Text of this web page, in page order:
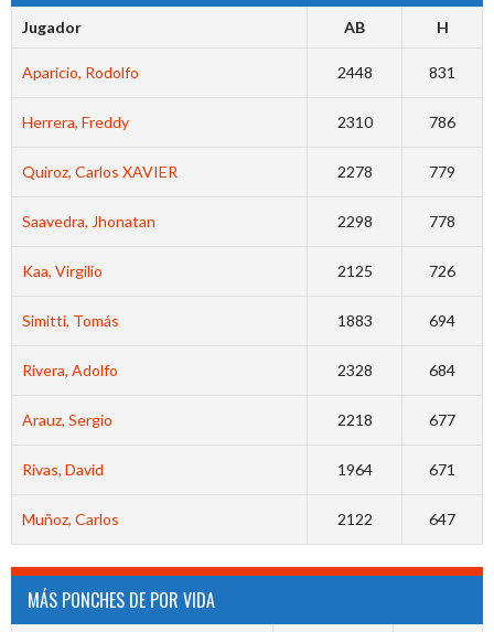
Jugador AB H
Aparicio, Rodolfo 2448 831
Herrera, Freddy 2310 786
Quiroz, Carlos XAVIER 2278 779
Saavedra, Jhonatan 2298 778
Kaa, Virgilio 2125 726
Simitti, Tomás 1883 694
Rivera, Adolfo 2328 684
Arauz, Sergio 2218 677
Rivas, David 1964 671
Muñoz, Carlos 2122 647
MÁS PONCHES DE POR VIDA